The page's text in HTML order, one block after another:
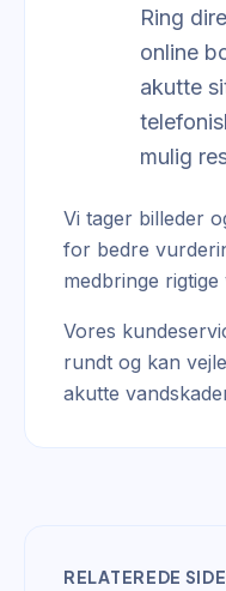
Ring
online
akutte
mulig
Vi tager billeder
for bedre
medbringe
Vores
rundt og kan
akutte
RELATEREDE